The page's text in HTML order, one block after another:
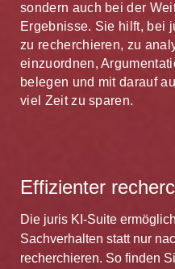
sondern auch bei der
Ergebnisse. Sie hilft, bei
zu recherchieren, zu
einzuordnen,
belegen und mit darauf
viel Zeit zu sparen.
Effizienter
Die juris KI-Suite
Sachverhalten statt nur
recherchieren. So finden